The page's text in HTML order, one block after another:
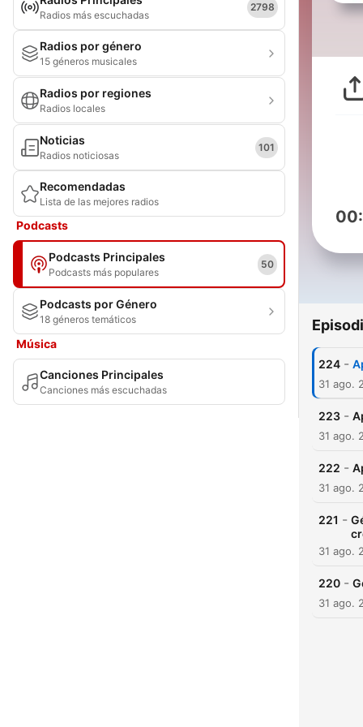
Radios más escuchadas
2798
Radios por género
15 géneros musicales
Radios por regiones
Radios locales
Noticias
Radios noticiosas
101
Recomendadas
Lista de las mejores radios
Podcasts
Podcasts Principales
Podcasts más populares
50
Podcasts por Género
18 géneros temáticos
Música
Canciones Principales
Canciones más escuchadas
224 -
31 ago.
223 -
31 ago.
222 -
31 ago.
221 -
31 ago.
220 -
31 ago.